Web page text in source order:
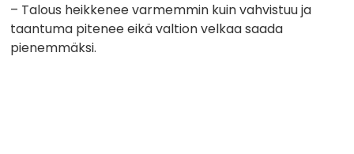
– Talous heikkenee varmemmin kuin vahvistuu ja
taantuma pitenee eikä valtion velkaa saada
pienemmäksi.